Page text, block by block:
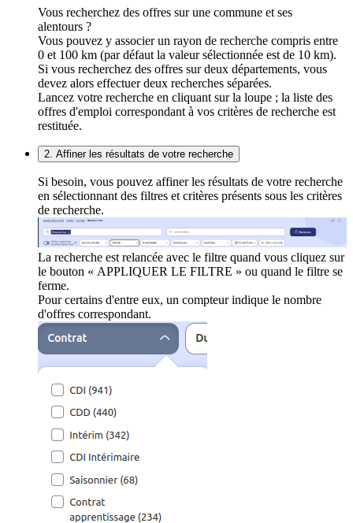
Vous recherchez des offres sur une commune et ses
alentours ?
Vous pouvez y associer un rayon de recherche compris entre
0 et 100 km (par défaut la valeur sélectionnée est de 10 km).
Si vous recherchez des offres sur deux départements, vous
devez alors effectuer deux recherches séparées.
Lancez votre recherche en cliquant sur la loupe ; la liste des
offres d'emploi correspondant à vos critères de recherche est
restituée.
2. Affiner les résultats de votre recherche
Si besoin, vous pouvez affiner les résultats de votre recherche
en sélectionnant des filtres et critères présents sous les critères
de recherche.
La recherche est relancée avec le filtre quand vous cliquez sur
le bouton « APPLIQUER LE FILTRE » ou quand le filtre se
ferme.
Pour certains d'entre eux, un compteur indique le nombre
d'offres correspondant.